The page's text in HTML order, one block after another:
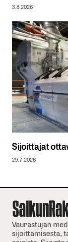
3.8.2026
Sijoittajat
29.7.2026
Vaurastujan
sijoittamisesta,